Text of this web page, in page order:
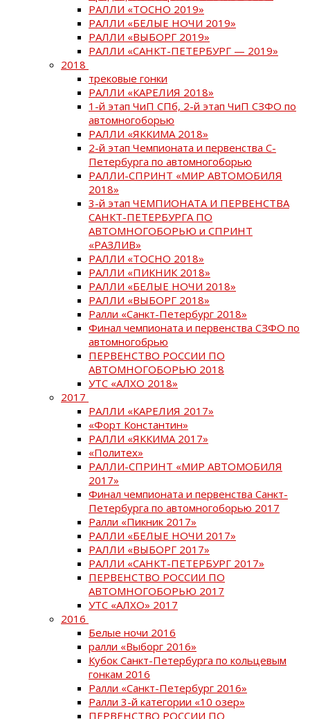
РАЛЛИ «ТОСНО 2019»
РАЛЛИ «БЕЛЫЕ НОЧИ 2019»
РАЛЛИ «ВЫБОРГ 2019»
РАЛЛИ «САНКТ-ПЕТЕРБУРГ — 2019»
2018
трековые гонки
РАЛЛИ «КАРЕЛИЯ 2018»
1-й этап ЧиП СПб, 2-й этап ЧиП СЗФО по
автомногоборью
РАЛЛИ «ЯККИМА 2018»
2-й этап Чемпионата и первенства С-
Петербурга по автомногоборью
РАЛЛИ-СПРИНТ «МИР АВТОМОБИЛЯ
2018»
3-й этап ЧЕМПИОНАТА И ПЕРВЕНСТВА
САНКТ-ПЕТЕРБУРГА ПО
АВТОМНОГОБОРЬЮ и СПРИНТ
«РАЗЛИВ»
РАЛЛИ «ТОСНО 2018»
РАЛЛИ «ПИКНИК 2018»
РАЛЛИ «БЕЛЫЕ НОЧИ 2018»
РАЛЛИ «ВЫБОРГ 2018»
Ралли «Санкт-Петербург 2018»
Финал чемпионата и первенства СЗФО по
автомногобрью
ПЕРВЕНСТВО РОССИИ ПО
АВТОМНОГОБОРЬЮ 2018
УТС «АЛХО 2018»
2017
РАЛЛИ «КАРЕЛИЯ 2017»
«Форт Константин»
РАЛЛИ «ЯККИМА 2017»
«Политех»
РАЛЛИ-СПРИНТ «МИР АВТОМОБИЛЯ
2017»
Финал чемпионата и первенства Санкт-
Петербурга по автомногоборью 2017
Ралли «Пикник 2017»
РАЛЛИ «БЕЛЫЕ НОЧИ 2017»
РАЛЛИ «ВЫБОРГ 2017»
РАЛЛИ «САНКТ-ПЕТЕРБУРГ 2017»
ПЕРВЕНСТВО РОССИИ ПО
АВТОМНОГОБОРЬЮ 2017
УТС «АЛХО» 2017
2016
Белые ночи 2016
ралли «Выборг 2016»
Кубок Санкт-Петербурга по кольцевым
гонкам 2016
Ралли «Санкт-Петербург 2016»
Ралли 3-й категории «10 озер»
ПЕРВЕНСТВО РОССИИ ПО